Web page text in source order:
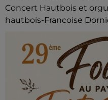
Concert Hautbois et
hautbois-Francoise